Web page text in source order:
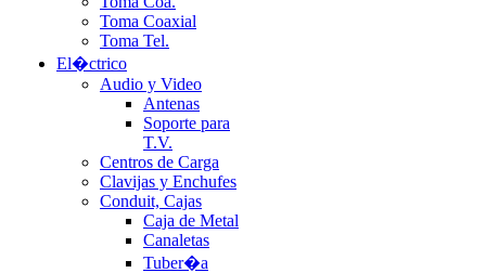
Toma Coaxial
Toma Tel.
El�ctrico
Audio y Video
Antenas
Soporte para
T.V.
Centros de Carga
Clavijas y Enchufes
Conduit, Cajas
Caja de Metal
Canaletas
Tuber�a